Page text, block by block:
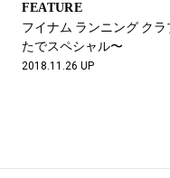
FEATURE
フイナム ランニング ク
たでスペシャル〜
2018.11.26 UP